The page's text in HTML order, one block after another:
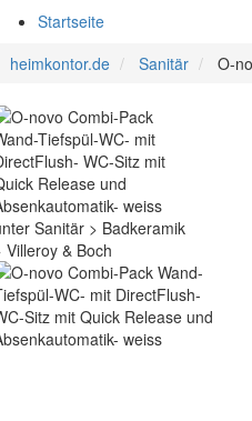
Startseite
heimkontor.de
Sanitär O-